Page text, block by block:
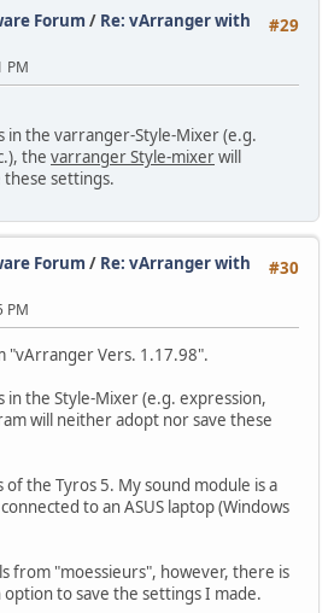
#29
Forum / Re: vArranger with
PM
in the varranger-Style-Mixer (e.g.
the varranger Style-mixerwill
settings.
#30
Forum / Re: vArranger with
PM
"vArranger Vers. 1.17.98".
in the Style-Mixer (e.g. expression,
will neither adopt nor save these
of the Tyros 5. My sound module is a
to an ASUS laptop (Windows
from "moessieurs", however, there is
to save the settings I made.